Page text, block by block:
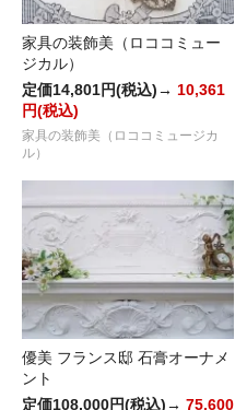
家具の装飾美（ロココミュー
ジカル）
定価14,801円(税込)→ 10,361
円(税込)
家具の装飾美（ロココミュージカ
ル）
優美 フランス邸 石膏オーナメ
ント
定価108,000円(税込)→ 75,600